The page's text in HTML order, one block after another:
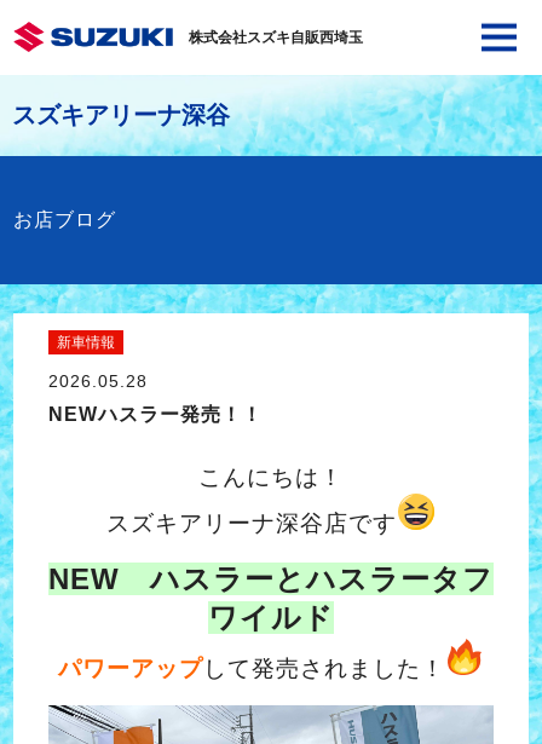
株式会社スズキ自販西埼玉
スズキアリーナ深谷
お店ブログ
新車情報
2026.05.28
NEWハスラー発売！！
こんにちは！
スズキアリーナ深谷店です
NEW ハスラーとハスラータフ
ワイルド
パワーアップして発売されました！